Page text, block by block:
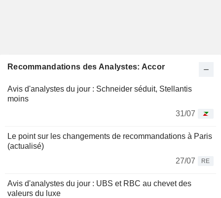
Recommandations des Analystes: Accor
Avis d'analystes du jour : Schneider séduit, Stellantis
moins
31/07
Le point sur les changements de recommandations à Paris
(actualisé)
27/07
RE
Avis d'analystes du jour : UBS et RBC au chevet des
valeurs du luxe